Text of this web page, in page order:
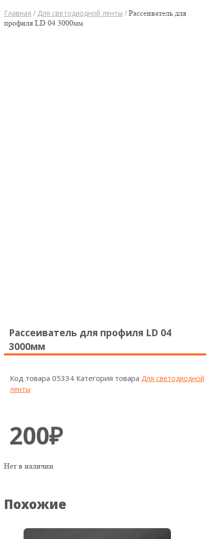
Главная / Для светодиодной ленты / Рассеиватель для
профиля LD 04 3000мм
Рассеиватель для профиля LD 04
3000мм
Код товара 05334 Категория товара Для светодиодной
ленты
200₽
Нет в наличии
Похожие